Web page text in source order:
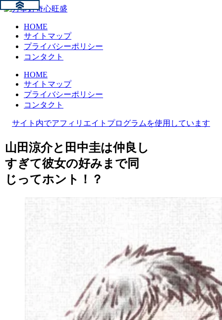
HOME
サイトマップ
プライバシーポリシー
コンタクト
HOME
サイトマップ
プライバシーポリシー
コンタクト
サイト内でアフィリエイトプログラムを使用しています
山田涼介と田中圭は仲良し
すぎて彼女の好みまで同
じってホント！？